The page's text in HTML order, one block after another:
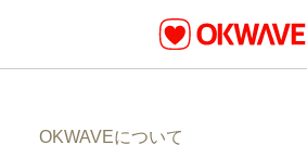
OKWAVEについて